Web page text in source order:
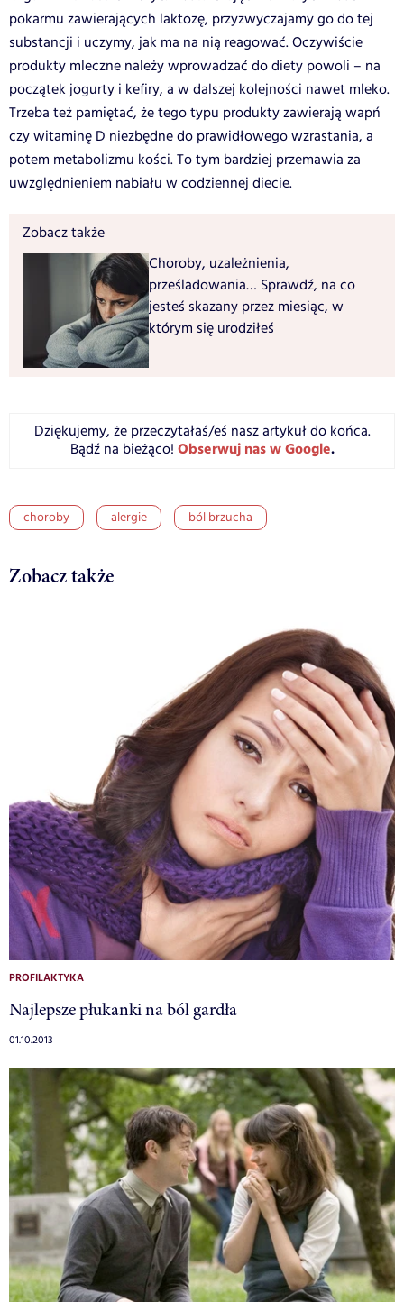
pokarmu zawierających laktozę, przyzwyczajamy go do tej
substancji i uczymy, jak ma na nią reagować. Oczywiście
produkty mleczne należy wprowadzać do diety powoli – na
początek jogurty i kefiry, a w dalszej kolejności nawet mleko.
Trzeba też pamiętać, że tego typu produkty zawierają wapń
czy witaminę D niezbędne do prawidłowego wzrastania, a
potem metabolizmu kości. To tym bardziej przemawia za
uwzględnieniem nabiału w codziennej diecie.
Zobacz także
Choroby, uzależnienia,
prześladowania… Sprawdź, na co
jesteś skazany przez miesiąc, w
którym się urodziłeś
Dziękujemy, że przeczytałaś/eś nasz artykuł do końca.
Bądź na bieżąco! Obserwuj nas w Google.
choroby alergie ból brzucha
Zobacz także
PROFILAKTYKA
Najlepsze płukanki na ból gardła
01.10.2013